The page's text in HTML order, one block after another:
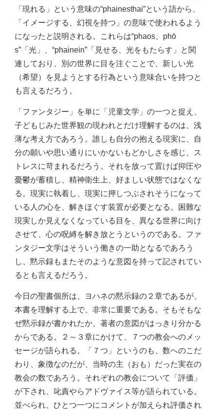
「現れる」という意味の“phainesthai”という語から、
「イメージする、幻視を持つ」の意味で使われるよう
になったと説明される。これらは“phaos、phō
s”「光」、“phainein”「見せる、光をもたらす」と関
連しており、別の世界に目を注ぐことで、新しい光
（希望）を見ようとする行為という意味合いを持つと
も言えるだろう。
「ファンタジー」を単に「児童文学」の一つと捉え、
子どもじみた世界観の現われとだけ理解するのは、浅
薄な考え方であろう。誰しも自分の抱える現実に、自
分の願いや思い通りにいかないもどかしさを感じ、ス
トレスに苛まれるだろう。それを放って置けば抑圧や
憂鬱が蓄積し、精神衛生上、好ましい状態ではなくな
る。現実に執着し、現実に押しつぶされそうになって
いる人の心を、解きほぐす装置が必要となる。困難な
現実しか見えなくなっている目を、異なる世界に向け
させて、心の呪縛を解き放とうというのである。ファ
ンタジー文学はそういう働きの一助となるであろう
し、黙示録もまたそのような意図を持って記されてい
るとも言えるだろう。
今日の聖書個所は、ヨハネの黙示録の２章であるが、
本書を理解する上で、非常に重要である。そもそもな
ぜ黙示録が書かれたか、著者の意図がはっきり分かる
からである。２～３章にかけて、７つの教会へのメッ
セージが語られる。「７つ」というのも、数へのこだ
わり、象徴なのだが、当時の主（おも）だった実在の
教会の数であろう。それぞれの教会について「評価」
が下され、叱責やらアドヴァイス等が語られている。
並べられ、ひとつ一つにコメントが加えられ評価され